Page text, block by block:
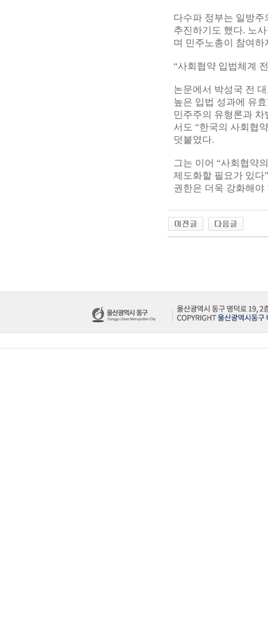
다수파 정부는 일방
추진하기도 했다. 노
며 민주노총이 참여
“사회협약 입법체계
논문에서 박성국 전
높은 입법 성과에 유
민주주의 유형론과
서도 “한국의 사회협
덧붙였다.
그는 이어 “사회협약
제도화할 필요가 있다
권한은 더욱 강화해야